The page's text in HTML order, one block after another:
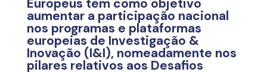
Europeus tem como objetivo
aumentar a participação nacional
nos programas e plataformas
europeias de Investigação &
Inovação (I&I), nomeadamente nos
pilares relativos aos Desafios